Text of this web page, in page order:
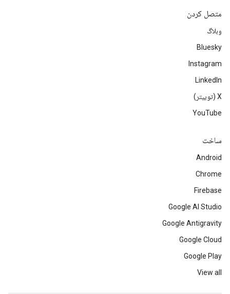
متصل کردن
وبلاگ
Bluesky
Instagram
LinkedIn
‫X (توییتر)
YouTube
ساخت
Android
Chrome
Firebase
Google AI Studio
Google Antigravity
Google Cloud
Google Play
View all